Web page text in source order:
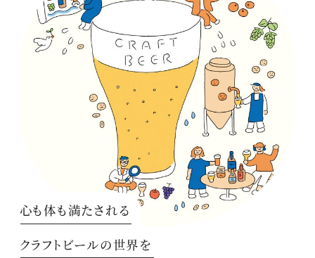
心も体も満たされる
クラフトビールの世界を